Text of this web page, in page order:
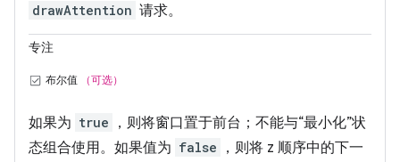
drawAttention 请求。
专注
布尔值 （可选）
如果为 true
，则将窗口置于前台；不能与“最小化”状
态组合使用。如果值为 false
，则将 z 顺序中的下一